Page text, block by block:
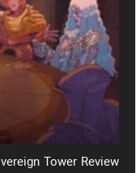
Tower Review